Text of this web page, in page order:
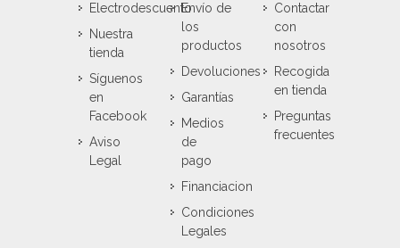
Electrodescuento
Nuestra
tienda
Síguenos
en
Facebook
Aviso
Legal
Envío de
los
productos
Devoluciones
Garantías
Medios
de
pago
Financiacion
Condiciones
Legales
Contactar
con
nosotros
Recogida
en tienda
Preguntas
frecuentes